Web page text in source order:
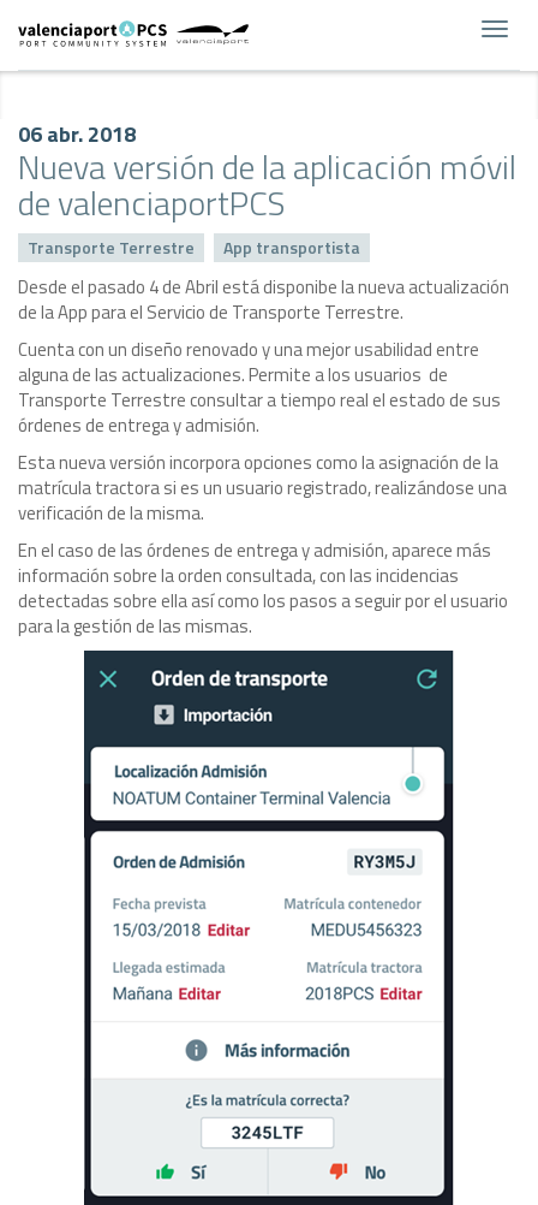
06 abr. 2018
Nueva versión de la aplicación móvil
de valenciaportPCS
Transporte Terrestre App transportista
Desde el pasado 4 de Abril está disponibe la nueva actualización
de la App para el Servicio de Transporte Terrestre.
Cuenta con un diseño renovado y una mejor usabilidad entre
alguna de las actualizaciones. Permite a los usuarios de
Transporte Terrestre consultar a tiempo real el estado de sus
órdenes de entrega y admisión.
Esta nueva versión incorpora opciones como la asignación de la
matrícula tractora si es un usuario registrado, realizándose una
verificación de la misma.
En el caso de las órdenes de entrega y admisión, aparece más
información sobre la orden consultada, con las incidencias
detectadas sobre ella así como los pasos a seguir por el usuario
para la gestión de las mismas.